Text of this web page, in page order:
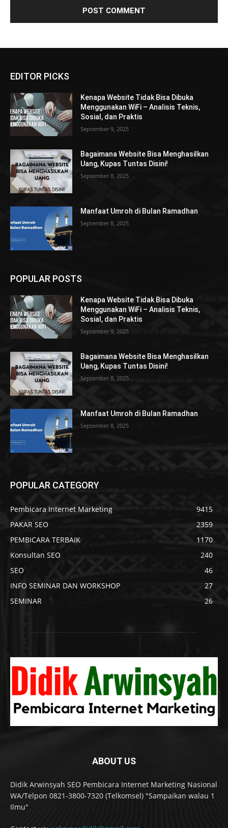
EDITOR PICKS
Kenapa Website Tidak Bisa Dibuka
Menggunakan WiFi – Analisis Teknis,
Sosial, dan Praktis
September 9, 2025
Bagaimana Website Bisa Menghasilkan
Uang, Kupas Tuntas Disini!
September 8, 2025
Manfaat Umroh di Bulan Ramadhan
September 8, 2025
POPULAR POSTS
Kenapa Website Tidak Bisa Dibuka
Menggunakan WiFi – Analisis Teknis,
Sosial, dan Praktis
September 9, 2025
Bagaimana Website Bisa Menghasilkan
Uang, Kupas Tuntas Disini!
September 8, 2025
Manfaat Umroh di Bulan Ramadhan
September 8, 2025
POPULAR CATEGORY
Pembicara Internet Marketing
9415
PAKAR SEO
2359
PEMBICARA TERBAIK
1170
Konsultan SEO
240
SEO
46
INFO SEMINAR DAN WORKSHOP
27
SEMINAR
26
ABOUT US
Didik Arwinsyah SEO Pembicara Internet Marketing Nasional
WA/Telpon 0821-3800-7320 (Telkomsel) "Sampaikan walau 1
Ilmu"